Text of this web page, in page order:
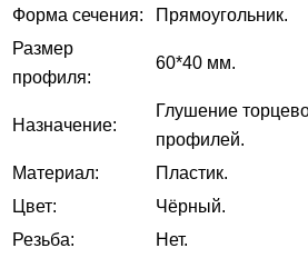
Форма сечения:
Прямоугольник.
Размер
профиля:
60*40 мм.
Назначение:
Глушение
профилей.
Материал:
Пластик.
Цвет:
Чёрный.
Резьба:
Нет.